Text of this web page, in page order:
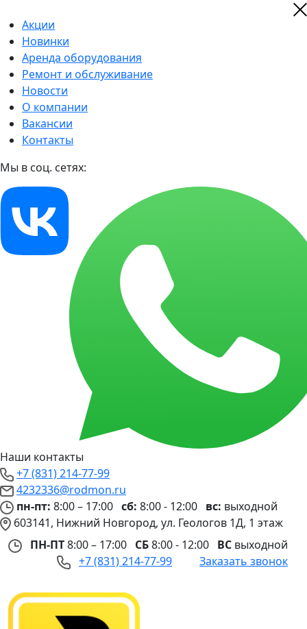
Акции
Новинки
Аренда оборудования
Ремонт и обслуживание
Новости
О компании
Вакансии
Контакты
Мы в соц. сетях:
Наши контакты
+7 (831) 214-77-99
4232336@rodmon.ru
пн-пт: 8:00 – 17:00 сб: 8:00 - 12:00 вс: выходной
603141, Нижний Новгород, ул. Геологов 1Д, 1 этаж
ПН-ПТ8:00 – 17:00 СБ8:00 - 12:00 ВС выходной
+7 (831) 214-77-99
Заказать звонок